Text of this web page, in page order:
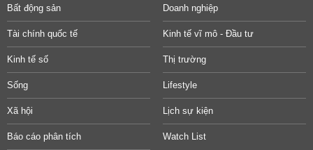
Bất động sản Doanh nghiệp
Tài chính quốc tế Kinh tế vĩ mô - Đầu tư
Kinh tế số Thị trường
Sống Lifestyle
Xã hội Lịch sự kiện
Báo cáo phân tích Watch List